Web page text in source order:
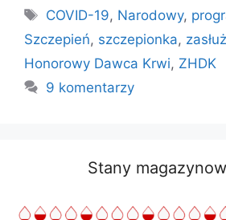
Tagi
COVID-19, Narodowy,
Szczepień, szczepionka,
Honorowy Dawca Krwi, ZHDK
9 komentarzy
Stany